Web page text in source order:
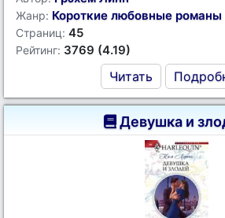
Жанр: Короткие любовные романы
Страниц: 45
Рейтинг: 3769 (4.19)
Читать
Девушка и